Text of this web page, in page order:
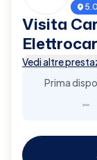
Visita
Vedi altre
Prima
-